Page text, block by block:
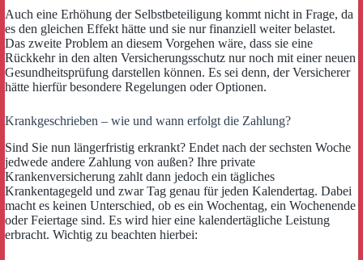
Auch eine Erhöhung der Selbstbeteiligung kommt nicht in Frage, da
es den gleichen Effekt hätte und sie nur finanziell weiter belastet.
Das zweite Problem an diesem Vorgehen wäre, dass sie eine
Rückkehr in den alten Versicherungsschutz nur noch mit einer neuen
Gesundheitsprüfung darstellen können. Es sei denn, der Versicherer
hätte hierfür besondere Regelungen oder Optionen.
Krankgeschrieben – wie und wann erfolgt die Zahlung?
Sind Sie nun längerfristig erkrankt? Endet nach der sechsten Woche
jedwede andere Zahlung von außen? Ihre private
Krankenversicherung zahlt dann jedoch ein tägliches
Krankentagegeld und zwar Tag genau für jeden Kalendertag. Dabei
macht es keinen Unterschied, ob es ein Wochentag, ein Wochenende
oder Feiertage sind. Es wird hier eine kalendertägliche Leistung
erbracht. Wichtig zu beachten hierbei: